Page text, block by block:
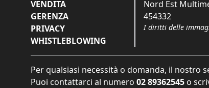
VENDITA
GERENZA
PRIVACY
WHISTLEBLOWING
Nord Est
454332
I diritti delle
Per qualsiasi necessità o domanda, il nostro
Puoi contattarci al numero 02 89362545 o